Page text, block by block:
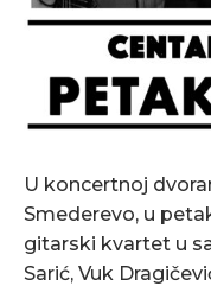
U koncertnoj
Smederevo, u
gitarski kvartet u
Sarić, Vuk